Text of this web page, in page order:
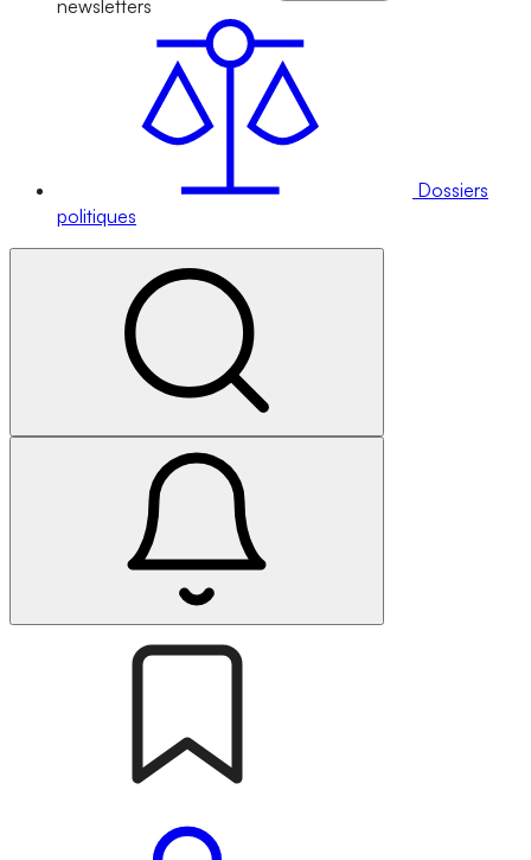
newsletters
Dossiers
politiques